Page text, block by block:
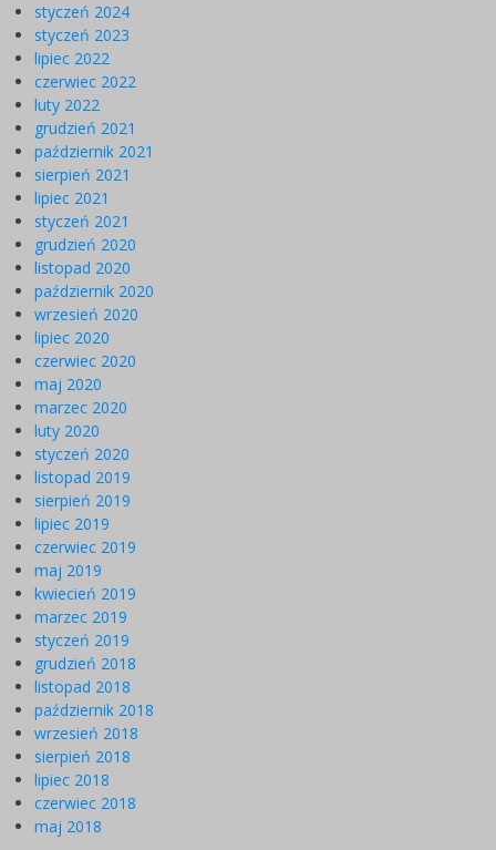
styczeń 2024
styczeń 2023
lipiec 2022
czerwiec 2022
luty 2022
grudzień 2021
październik 2021
sierpień 2021
lipiec 2021
styczeń 2021
grudzień 2020
listopad 2020
październik 2020
wrzesień 2020
lipiec 2020
czerwiec 2020
maj 2020
marzec 2020
luty 2020
styczeń 2020
listopad 2019
sierpień 2019
lipiec 2019
czerwiec 2019
maj 2019
kwiecień 2019
marzec 2019
styczeń 2019
grudzień 2018
listopad 2018
październik 2018
wrzesień 2018
sierpień 2018
lipiec 2018
czerwiec 2018
maj 2018